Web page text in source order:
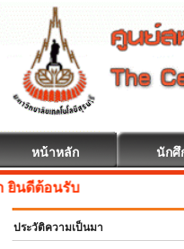
หน้าหลัก นักศึ
สห
ประวัติความเป็นมา